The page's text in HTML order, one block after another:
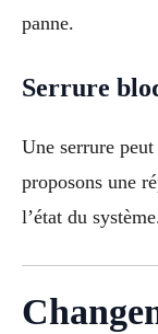
panne.
Serrure
Une serrure
proposons une
l’état du